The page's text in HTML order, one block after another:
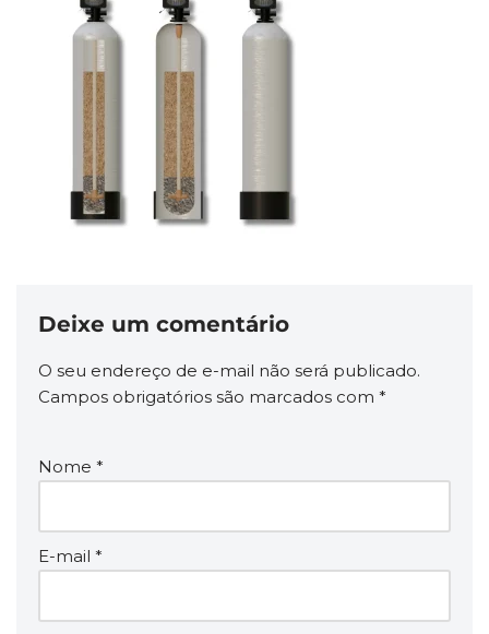
Deixe um comentário
O seu endereço de e-mail não será publicado.
Campos obrigatórios são marcados com *
Nome *
E-mail *